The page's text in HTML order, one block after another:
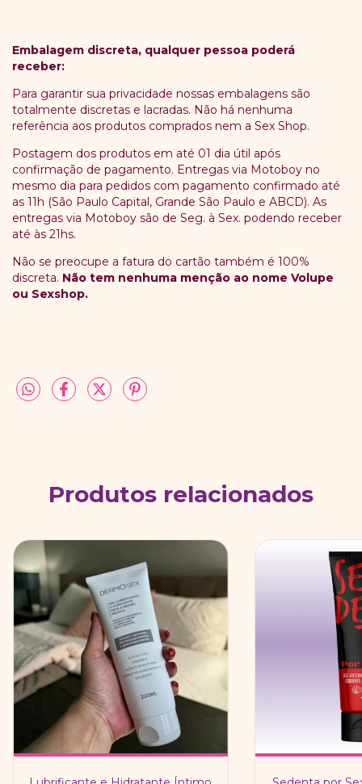
Embalagem discreta, qualquer pessoa poderá
receber:
Para garantir sua privacidade nossas embalagens são
totalmente discretas e lacradas. Não há nenhuma
referência aos produtos comprados nem a Sex Shop.
Postagem dos produtos em até 01 dia útil após
confirmação de pagamento. Entregas via Motoboy no
mesmo dia para pedidos com pagamento confirmado até
as 11h (São Paulo Capital, Grande São Paulo e ABCD). As
entregas via Motoboy são de Seg. à Sex. podendo receber
até às 21hs.
Não se preocupe a fatura do cartão também é 100%
discreta. Não tem nenhuma menção ao nome Volupe
ou Sexshop.
Produtos relacionados